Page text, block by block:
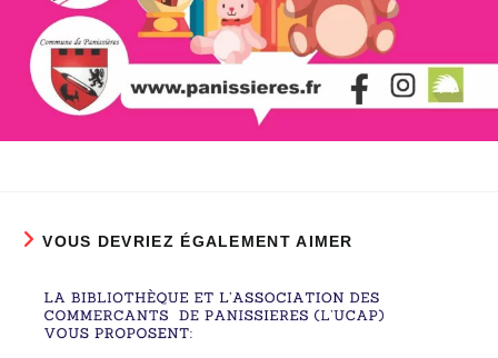
VOUS DEVRIEZ ÉGALEMENT AIMER